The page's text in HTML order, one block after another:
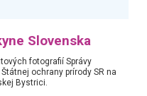
Slovenska
fotografií Správy
ochrany prírody SR na
Bystrici.